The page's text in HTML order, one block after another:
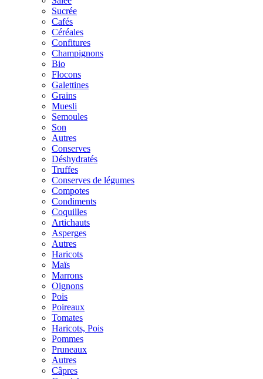
Sucrée
Cafés
Céréales
Confitures
Champignons
Bio
Flocons
Galettines
Grains
Muesli
Semoules
Son
Autres
Conserves
Déshydratés
Truffes
Conserves de légumes
Compotes
Condiments
Coquilles
Artichauts
Asperges
Autres
Haricots
Maïs
Marrons
Oignons
Pois
Poireaux
Tomates
Haricots, Pois
Pommes
Pruneaux
Autres
Câpres